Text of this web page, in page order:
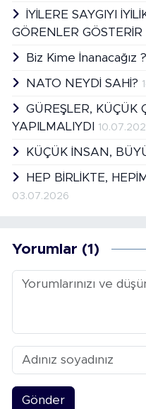
İYİLERE SAYGIYI
GÖRENLER GÖSTERİR
Biz Kime İnanacağız ?
NATO NEYDİ SAHİ?
GÜREŞLER, KÜÇÜK
YAPILMALIYDI
KÜÇÜK İNSAN,
HEP BİRLİKTE,
03.07.2026
Yorumlar (1)
Gönder